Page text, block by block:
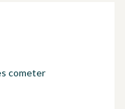
cometer